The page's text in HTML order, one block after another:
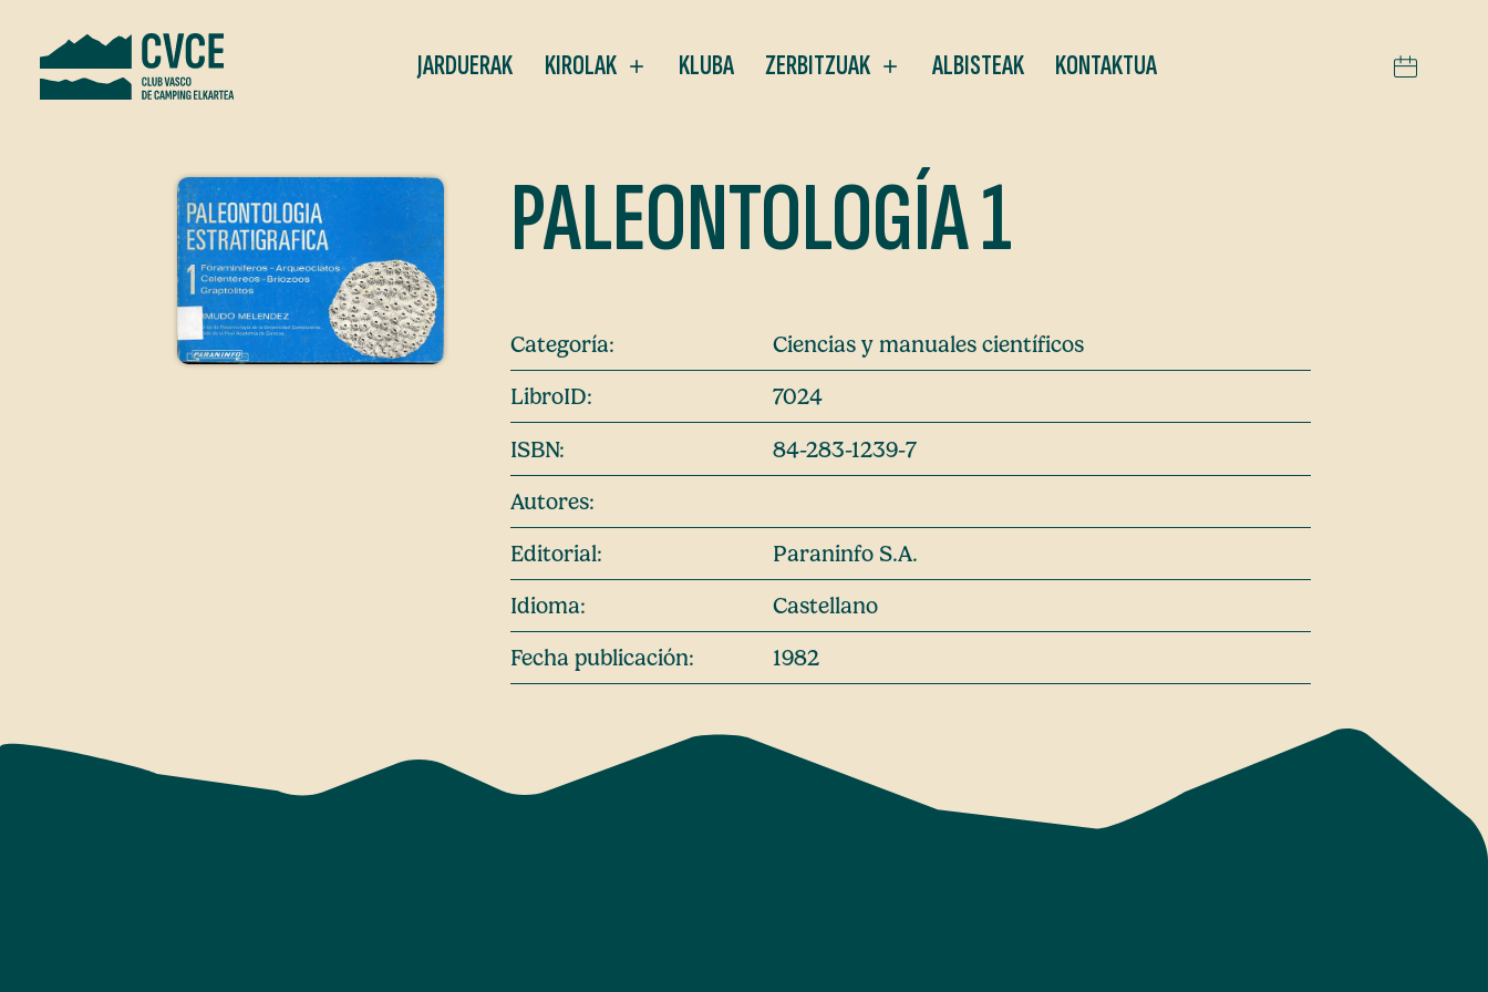
JARDUERAK KIROLAK KLUBA ZERBITZUAK ALBISTEAK KONTAKTUA
PALEONTOLOGÍA 1
Categoría:
Ciencias y manuales científicos
LibroID:
7024
ISBN:
84-283-1239-7
Autores:
Editorial:
Paraninfo S.A.
Idioma:
Castellano
Fecha publicación:
1982